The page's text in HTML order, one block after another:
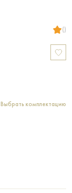
()
Выбрать комплектацию